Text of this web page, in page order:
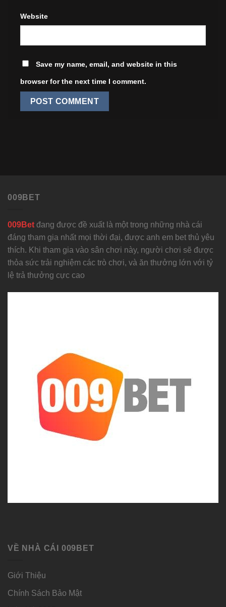
Website
Save my name, email, and website in this
browser for the next time I comment.
009BET
009Bet đang được đề xuất là một trong những nhà cái
đáng tham gia nhất mọi thời đại, được anh em bet thủ yêu
thích. Khi tham gia vào sân chơi này, người chơi sẽ được
thỏa sức trải nghiệm các trò chơi, và ăn thưởng lớn với tỷ
lệ trả thưởng cực cao
VỀ NHÀ CÁI 009BET
Giới Thiệu
Chính Sách Bảo Mật